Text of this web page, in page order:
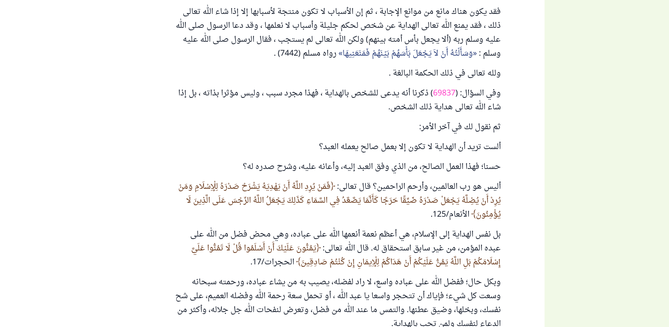
فقد يكون هناك مانع من موانع الإجابة ، ثم إن الأسباب لا تكون منتجة لأسبابها إلا إذا شاء الله تعالى
ذلك ، فقد يمنع الله تعالى الهداية عن شخص لحكم جليلة وأسباب لا نعلمها ، وقد دعا الرسول صلى الله
عليه وسلم ربه (ألا يجعل بأس أمته بينهم) ولكن الله تعالى لم يستجب ، فقال الرسول صلى الله عليه
وسلم : وَسَأَلْتُهُ أَنْ لاَ يَجْعَلَ بَأْسَهُمْ بَيْنَهُمْ فَمَنَعَنِيهَا رواه مسلم (7442) .
ولله تعالى في ذلك الحكمة البالغة .
وفي السؤال: (69837) ذكرنا أنه يدعى للشخص بالهداية ، فهذا مجرد سبب ، وليس مؤثرا بذاته ، بل إذا
شاء الله تعالى هداية ذلك الشخص.
ثم نقول لك في آخر الأمر:
ألست تريد أن الهداية لا تكون إلا بعمل صالح يعمله العبد؟
حسنا؛ فهذا العمل الصالح، من الذي وفق العبد إليه، وأعانه عليه، وشرح صدره له؟
أليس هو رب العالمين، وأرحم الراحمين؟ قال تعالى: فَمَنْ يُرِدِ اللَّهُ أَنْ يَهْدِيَهُ يَشْرَحْ صَدْرَهُ لِلْإِسْلَامِ وَمَنْ
يُرِدْ أَنْ يُضِلَّهُ يَجْعَلْ صَدْرَهُ ضَيِّقًا حَرَجًا كَأَنَّمَا يَصَّعَّدُ فِي السَّمَاءِ كَذَلِكَ يَجْعَلُ اللَّهُ الرِّجْسَ عَلَى الَّذِينَ لَا
يُؤْمِنُونَ الأنعام/125.
بل نفس الهداية إلى الإسلام، هي أعظم نعمة أنعمها الله على عباده، وهي محض فضل من الله على
عبده المؤمن، من غير سابق استحقاق له. قال الله تعالى: يَمُنُّونَ عَلَيْكَ أَنْ أَسْلَمُوا قُلْ لَا تَمُنُّوا عَلَيَّ
إِسْلَامَكُمْ بَلِ اللَّهُ يَمُنُّ عَلَيْكُمْ أَنْ هَدَاكُمْ لِلْإِيمَانِ إِنْ كُنْتُمْ صَادِقِينَ الحجرات/17.
وبكل حال؛ ففضل الله على عباده واسع، لا راد لفضله، يصيب به من يشاء عباده، ورحمته سبحانه
وسعت كل شيء؛ فإياك أن تتحجر واسعا يا عبد الله ، أو تحمل سعة رحمة الله وفضله العميم، على شح
نفسك، وبخلها، وضيق عطنها. والتمس ما عند الله من فضل، وتعرض لنفحات الله جل جلاله، وأكثر من
الدعاء لنفسك ولمن تحب بالهداية.